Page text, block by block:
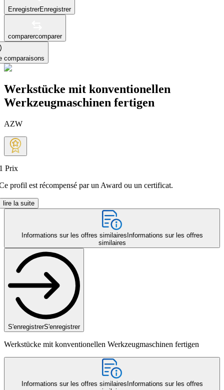
EnregistrerEnregistrer
comparercomparer
comparaisons
Werkstücke mit konventionellen
Werkzeugmaschinen fertigen
AZW
Prix
profil est récompensé par un Award ou un certificat.
lire la suite
Informations sur les offres similaires Informations sur les offres
similaires
S'enregistrerS'enregistrer
Werkstücke mit konventionellen Werkzeugmaschinen fertigen
Informations sur les offres similaires Informations sur les offres